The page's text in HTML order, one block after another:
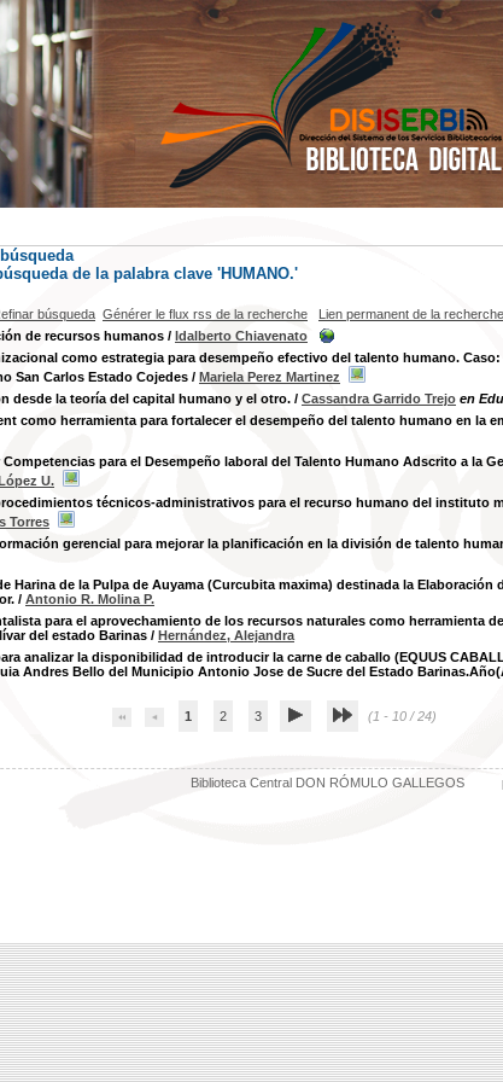
de la palabra clave 'HUMANO.'
búsqueda Générer le flux rss de la recherche
Lien permanent de la recherche
de recursos humanos / Idalberto Chiavenato
como estrategia para desempeño efectivo del talento humano.
San Carlos Estado Cojedes / Mariela Perez Martinez
desde la teoría del capital humano y el otro. / Cassandra Garrido Trejo en
como herramienta para fortalecer el desempeño del talento humano en la
para el Desempeño laboral del Talento Humano Adscrito a la
U.
técnicos-administrativos para el recurso humano del instituto
Torres
gerencial para mejorar la planificación en la división de talento
Harina de la Pulpa de Auyama (Curcubita maxima) destinada la Elaboración
/ Antonio R. Molina P.
para el aprovechamiento de los recursos naturales como herramienta
del estado Barinas / Hernández, Alejandra
analizar la disponibilidad de introducir la carne de caballo (EQUUS
Andres Bello del Municipio Antonio Jose de Sucre del Estado
1 2 3 (1 - 10 / 24)
Biblioteca Central DON RÓMULO GALLEGOS